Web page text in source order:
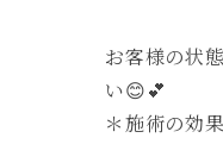
お客様の状
い😊💕
＊施術の効